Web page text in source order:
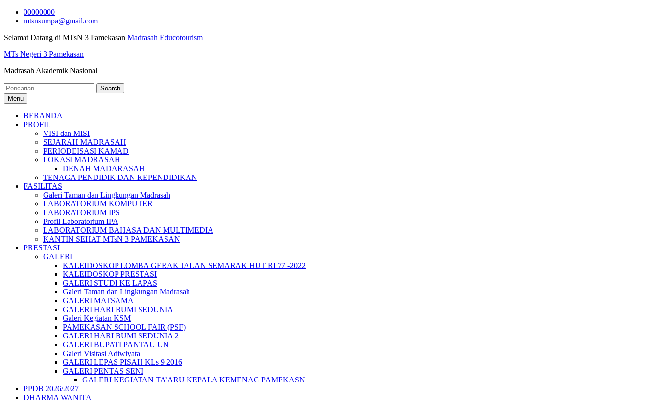
Skip
00000000
mtsnsumpa@gmail.com
Selamat Datang di MTsN 3 Pamekasan Madrasah Educotourism
MTs Negeri 3 Pamekasan
Madrasah Akademik Nasional
Search
for:Menu
BERANDA
PROFIL
VISI dan MISI
SEJARAH MADRASAH
PERIODEISASI KAMAD
LOKASI MADRASAH
DENAH MADARASAH
TENAGA PENDIDIK DAN KEPENDIDIKAN
FASILITAS
Galeri Taman dan Lingkungan Madrasah
LABORATORIUM KOMPUTER
LABORATORIUM IPS
Profil Laboratorium IPA
LABORATORIUM BAHASA DAN MULTIMEDIA
KANTIN SEHAT MTsN 3 PAMEKASAN
PRESTASI
GALERI
KALEIDOSKOP LOMBA GERAK JALAN SEMARAK HUT RI 77 -2022
KALEIDOSKOP PRESTASI
GALERI STUDI KE LAPAS
Galeri Taman dan Lingkungan Madrasah
GALERI MATSAMA
GALERI HARI BUMI SEDUNIA
Galeri Kegiatan KSM
PAMEKASAN SCHOOL FAIR (PSF)
GALERI HARI BUMI SEDUNIA 2
GALERI BUPATI PANTAU UN
Galeri Visitasi Adiwiyata
GALERI LEPAS PISAH KLs 9 2016
GALERI PENTAS SENI
GALERI KEGIATAN TA’ARU KEPALA KEMENAG PAMEKASN
PPDB 2026/2027
DHARMA WANITA